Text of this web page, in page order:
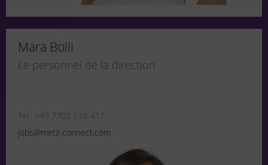
Mara Bolli
Le personnel de la direction
Tel.: +49 7702 533-417
jobs@metz-connect.com